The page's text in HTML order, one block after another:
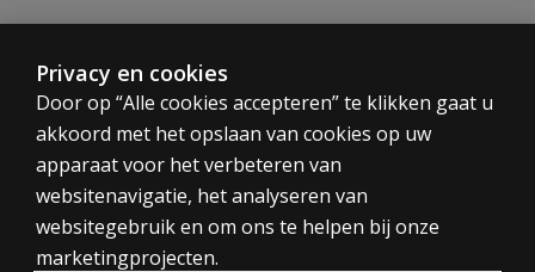
CATEGORIEËN
Tests
Trainingen
Digitaal
PRIVACY BELEID
Privacy en cookies
Door op “Alle cookies accepteren” te klikken gaat u
akkoord met het opslaan van cookies op uw
apparaat voor het verbeteren van
websitenavigatie, het analyseren van
websitegebruik en om ons te helpen bij onze
marketingprojecten.